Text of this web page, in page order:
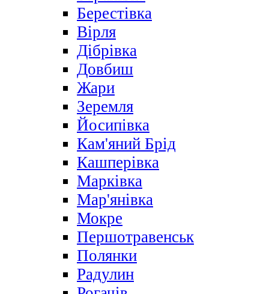
Берестівка
Вірля
Дібрівка
Довбиш
Жари
Зеремля
Йосипівка
Кам'яний Брід
Кашперівка
Марківка
Мар'янівка
Мокре
Першотравенськ
Полянки
Радулин